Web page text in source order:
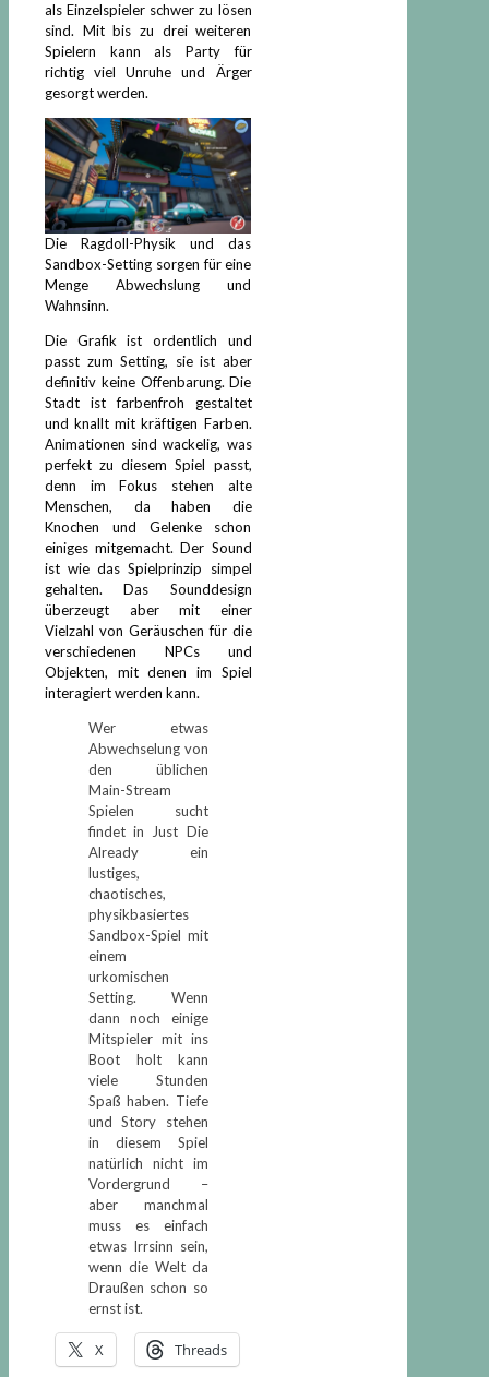
als Einzelspieler schwer zu lösen
sind. Mit bis zu drei weiteren
Spielern kann als Party für
richtig viel Unruhe und Ärger
gesorgt werden.
Die Ragdoll-Physik und das
Sandbox-Setting sorgen für eine
Menge Abwechslung und
Wahnsinn.
Die Grafik ist ordentlich und
passt zum Setting, sie ist aber
definitiv keine Offenbarung. Die
Stadt ist farbenfroh gestaltet
und knallt mit kräftigen Farben.
Animationen sind wackelig, was
perfekt zu diesem Spiel passt,
denn im Fokus stehen alte
Menschen, da haben die
Knochen und Gelenke schon
einiges mitgemacht. Der Sound
ist wie das Spielprinzip simpel
gehalten. Das Sounddesign
überzeugt aber mit einer
Vielzahl von Geräuschen für die
verschiedenen NPCs und
Objekten, mit denen im Spiel
interagiert werden kann.
Wer etwas
Abwechselung von
den üblichen
Main-Stream
Spielen sucht
findet in Just Die
Already ein
lustiges,
chaotisches,
physikbasiertes
Sandbox-Spiel mit
einem
urkomischen
Setting. Wenn
dann noch einige
Mitspieler mit ins
Boot holt kann
viele Stunden
Spaß haben. Tiefe
und Story stehen
in diesem Spiel
natürlich nicht im
Vordergrund –
aber manchmal
muss es einfach
etwas Irrsinn sein,
wenn die Welt da
Draußen schon so
ernst ist.
X Threads